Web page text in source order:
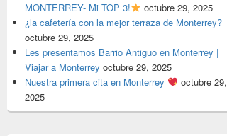
MONTERREY- Mi TOP 3!
octubre 29, 2025
¿la cafetería con la mejor terraza de Monterrey?
octubre 29, 2025
Les presentamos Barrio Antiguo en Monterrey |
Viajar a Monterrey octubre 29, 2025
Nuestra primera cita en Monterrey
octubre 29,
2025